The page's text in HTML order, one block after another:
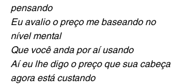
pensando
Eu avalio o preço me baseando no
nível mental
Que você anda por aí usando
Aí eu lhe digo o preço que sua cabeça
agora está custando